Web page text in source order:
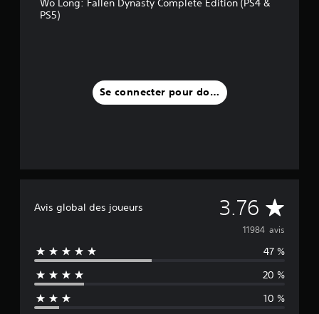
Wo Long: Fallen Dynasty Complete Edition (PS4 &
PS5)
Se connecter pour donner un avis
Avis global des joueurs 3.76 M
o
y
e
11984 avis
47 %
20 %
10 %